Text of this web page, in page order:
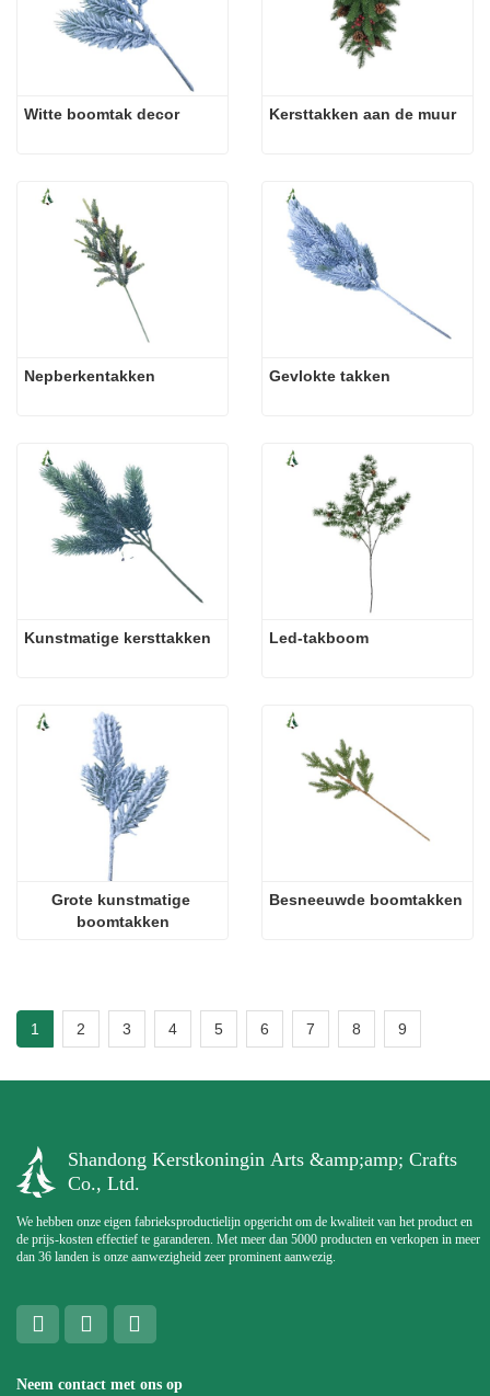
Witte boomtak decor Kersttakken aan de muur
Nepberkentakken Gevlokte takken
Kunstmatige kersttakken Led-takboom
Grote kunstmatige
boomtakken
Besneeuwde boomtakken
1 2 3 4 5 6 7 8 9
Shandong Kerstkoningin Arts &amp;amp; Crafts
Co., Ltd.
We hebben onze eigen fabrieksproductielijn opgericht om de kwaliteit van het product en
de prijs-kosten effectief te garanderen. Met meer dan 5000 producten en verkopen in meer
dan 36 landen is onze aanwezigheid zeer prominent aanwezig.
Neem contact met ons op